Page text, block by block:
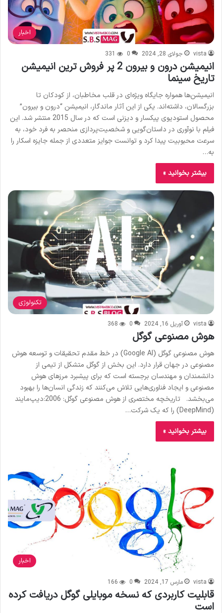
اخبار
vista جولای 28, 2024 0
331
انیمیشن درون و بیرون 2 پر فروش ترین انیمیشن
تاریخ سینما
انیمیشن‌ها همواره جایگاه ویژه‌ای در قلب مخاطبان، از کودکان تا
بزرگسالان، داشته‌اند. یکی از این آثار ماندگار، انیمیشن “درون و بیرون”
محصول استودیوی پیکسار و دیزنی است که در سال 2015 منتشر شد. این
فیلم با نوآوری در داستان‌گویی و شخصیت‌پردازی منحصر به فرد خود، به
سرعت محبوبیت پیدا کرد و توانست جوایز متعددی از جمله جایزه اسکار را
به…
بیشتر بخوانید »
تکنولوژی
vista آوریل 16, 2024 0
368
هوش مصنوعی گوگل
هوش مصنوعی گوگل (Google AI) در خط مقدم تحقیقات و توسعه هوش
مصنوعی در جهان قرار دارد. این بخش از گوگل متشکل از تیمی از
دانشمندان و مهندسان برجسته است که برای پیشبرد مرزهای هوش
مصنوعی و ایجاد فناوری‌هایی تلاش می‌کنند که زندگی انسان‌ها را بهبود
می‌بخشد. تاریخچه مختصری از هوش مصنوعی گوگل: 2006:دیپ‌مایند
(DeepMind) را که یک شرکت…
بیشتر بخوانید »
اخبار
vista مارس 17, 2024 0
166
قابلیت کاربردی که نسخه موبایلی گوگل دریافت کرده
است